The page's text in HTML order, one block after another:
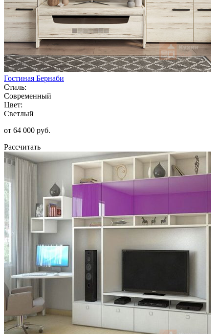
Гостиная Бернаби
Стиль:
Современный
Цвет:
Светлый
от 64 000 руб.
Рассчитать